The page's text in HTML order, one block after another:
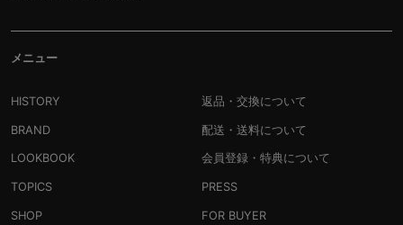
メニュー
HISTORY
BRAND
LOOKBOOK
TOPICS
SHOP
返品・交換について
配送・送料について
会員登録・特典について
PRESS
FOR BUYER